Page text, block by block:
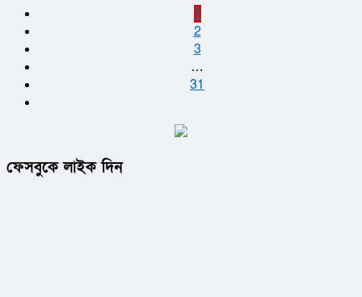
1
2
3
…
31
ফেসবুকে লাইক দিন